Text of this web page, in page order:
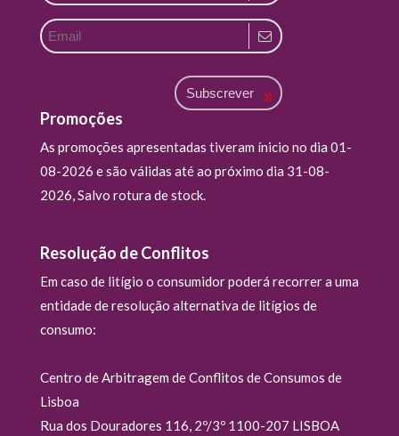
Subscrever
Promoções
As promoções apresentadas tiveram ínicio no dia 01-
08-2026 e são válidas até ao próximo dia 31-08-
2026, Salvo rotura de stock.
Resolução de Conflitos
Em caso de litígio o consumidor poderá recorrer a uma
entidade de resolução alternativa de litígios de
consumo:
Centro de Arbitragem de Conflitos de Consumos de
Lisboa
Rua dos Douradores 116, 2º/3º 1100-207 LISBOA